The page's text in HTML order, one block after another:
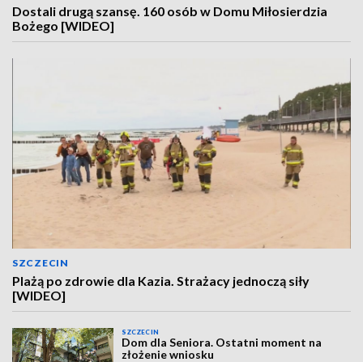
Dostali drugą szansę. 160 osób w Domu Miłosierdzia
Bożego [WIDEO]
SZCZECIN
Plażą po zdrowie dla Kazia. Strażacy jednoczą siły
[WIDEO]
SZCZECIN
Dom dla Seniora. Ostatni moment na
złożenie wniosku